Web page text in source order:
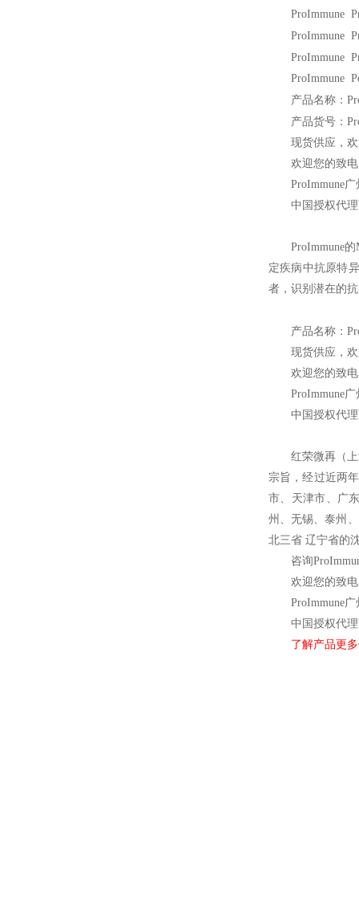
ProImmune
ProImmune
ProImmune
产品名称：
产品货号：
现货供应，
欢迎您的
ProImmune广
中国授权代
ProImmune的
定疾病中抗原特
者，识别潜在的
产品名称：
现货供应，
欢迎您的
ProImmune广
中国授权代
红荣微再（
宗旨，经过近两
市、天津市、广
州、无锡、泰州
北三省 辽宁省的
咨询
欢迎您的
ProImmune广
中国授权代
了解产品更